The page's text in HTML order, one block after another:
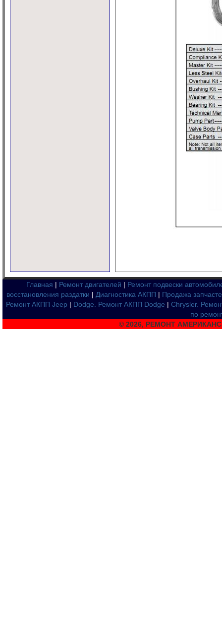
Главная | Ремонт двигателей | Ремонт подвески
восстановления раздатки | Диагностика АКПП | Продажа
Ремонт АКПП Jeep | Dodge. Ремонт АКПП Dodge | Chrysler.
по
© 2026, РЕМОНТ